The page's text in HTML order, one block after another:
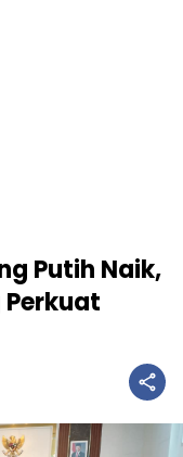
Putih Naik,
Perkuat